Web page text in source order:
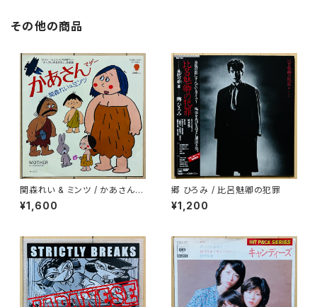
その他の商品
関森れい & ミンツ / かあさん
(マザー)
¥1,600
郷 ひろみ / 比呂魅卿の犯罪
¥1,200